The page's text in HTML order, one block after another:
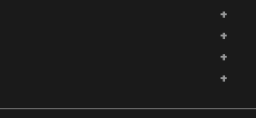
+
+
+
+